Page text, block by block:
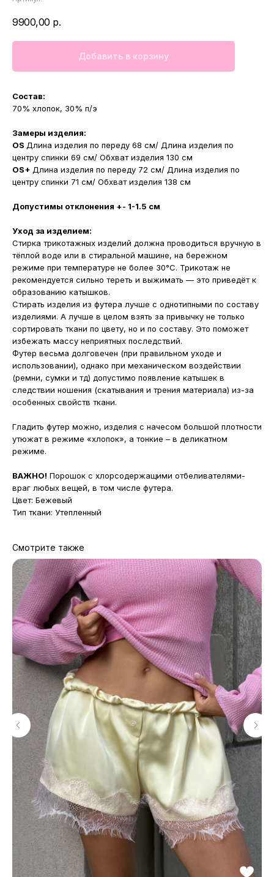
9900,00 р.
Добавить в корзину
Состав:
70% хлопок, 30% п/э
Замеры изделия:
OS Длина изделия по переду 68 см/ Длина изделия по
центру спинки 69 см/ Обхват изделия 130 см
OS+ Длина изделия по переду 72 см/ Длина изделия по
центру спинки 71 см/ Обхват изделия 138 см
Допустимы отклонения +- 1-1.5 см
Уход за изделием:
Стирка трикотажных изделий должна проводиться вручную в
тёплой воде или в стиральной машине, на бережном
режиме при температуре не более 30°С. Трикотаж не
рекомендуется сильно тереть и выжимать — это приведёт к
образованию катышков.
Стирать изделия из футера лучше с однотипными по составу
изделиями. А лучше в целом взять за привычку не только
сортировать ткани по цвету, но и по составу. Это поможет
избежать массу неприятных последствий.
Футер весьма долговечен (при правильном уходе и
использовании), однако при механическом воздействии
(ремни, сумки и тд) допустимо появление катышек в
следствии ношения (скатывания и трения материала) из-за
особенных свойств ткани.
Гладить футер можно, изделия с начесом большой плотности
утюжат в режиме «хлопок», а тонкие – в деликатном
режиме.
ВАЖНО! Порошок с хлорсодержащими отбеливателями-
враг любых вещей, в том числе футера.
Цвет: Бежевый
Тип ткани: Утепленный
Смотрите также
МАГАЗИНЫ
Потрогать, примерить,
ВЛЮБИТЬСЯ И КУПИТЬ
наш бренд вы можете по адресу